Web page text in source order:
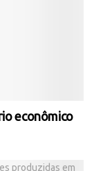
econômico